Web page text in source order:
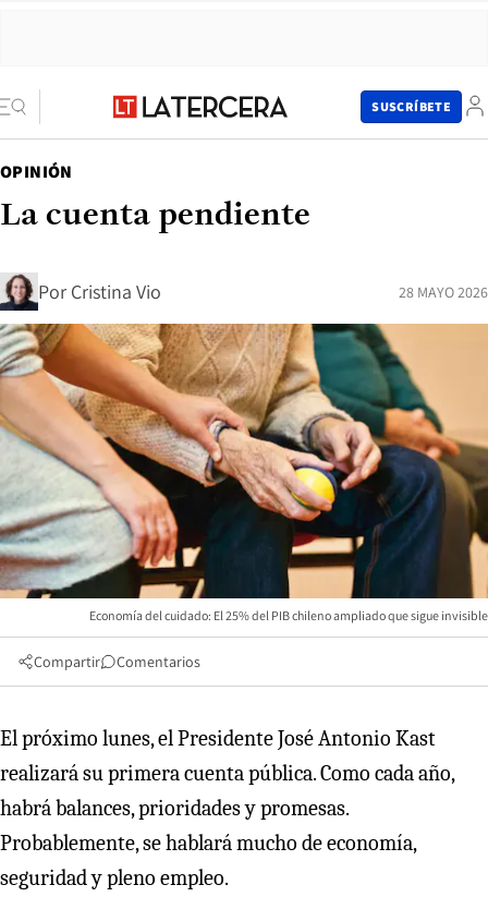
SUSCRÍBETE
OPINIÓN
La cuenta pendiente
Por Cristina Vio 28 MAYO 2026
Economía del cuidado: El 25% del PIB chileno ampliado que sigue invisible
Compartir Comentarios
El próximo lunes, el Presidente José Antonio Kast
realizará su primera cuenta pública. Como cada año,
habrá balances, prioridades y promesas.
Probablemente, se hablará mucho de economía,
seguridad y pleno empleo.